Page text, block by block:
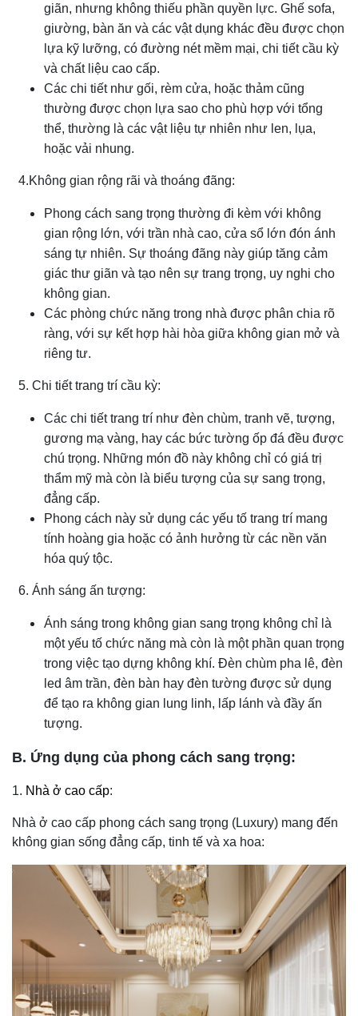
giãn, nhưng không thiếu phần quyền lực. Ghế sofa,
giường, bàn ăn và các vật dụng khác đều được chọn
lựa kỹ lưỡng, có đường nét mềm mại, chi tiết cầu kỳ
và chất liệu cao cấp.
Các chi tiết như gối, rèm cửa, hoặc thảm cũng
thường được chọn lựa sao cho phù hợp với tổng
thể, thường là các vật liệu tự nhiên như len, lụa,
hoặc vải nhung.
4.Không gian rộng rãi và thoáng đãng:
Phong cách sang trọng thường đi kèm với không
gian rộng lớn, với trần nhà cao, cửa sổ lớn đón ánh
sáng tự nhiên. Sự thoáng đãng này giúp tăng cảm
giác thư giãn và tạo nên sự trang trọng, uy nghi cho
không gian.
Các phòng chức năng trong nhà được phân chia rõ
ràng, với sự kết hợp hài hòa giữa không gian mở và
riêng tư.
5. Chi tiết trang trí cầu kỳ:
Các chi tiết trang trí như đèn chùm, tranh vẽ, tượng,
gương mạ vàng, hay các bức tường ốp đá đều được
chú trọng. Những món đồ này không chỉ có giá trị
thẩm mỹ mà còn là biểu tượng của sự sang trọng,
đẳng cấp.
Phong cách này sử dụng các yếu tố trang trí mang
tính hoàng gia hoặc có ảnh hưởng từ các nền văn
hóa quý tộc.
6. Ánh sáng ấn tượng:
Ánh sáng trong không gian sang trọng không chỉ là
một yếu tố chức năng mà còn là một phần quan trọng
trong việc tạo dựng không khí. Đèn chùm pha lê, đèn
led âm trần, đèn bàn hay đèn tường được sử dụng
để tạo ra không gian lung linh, lấp lánh và đầy ấn
tượng.
B. Ứng dụng của phong cách sang trọng:
1. Nhà ở cao cấp:
Nhà ở cao cấp phong cách sang trọng (Luxury) mang đến
không gian sống đẳng cấp, tinh tế và xa hoa: